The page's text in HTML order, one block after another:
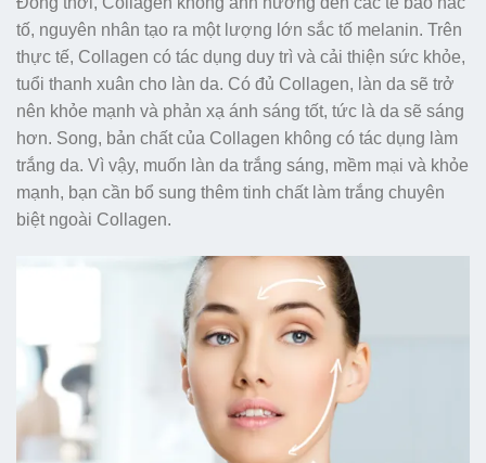
tố, nguyên nhân tạo ra một lượng lớn sắc tố melanin. Trên
thực tế, Collagen có tác dụng duy trì và cải thiện sức khỏe,
tuổi thanh xuân cho làn da. Có đủ Collagen, làn da sẽ trở
nên khỏe mạnh và phản xạ ánh sáng tốt, tức là da sẽ sáng
hơn. Song, bản chất của Collagen không có tác dụng làm
trắng da. Vì vậy, muốn làn da trắng sáng, mềm mại và khỏe
mạnh, bạn cần bổ sung thêm tinh chất làm trắng chuyên
biệt ngoài Collagen.